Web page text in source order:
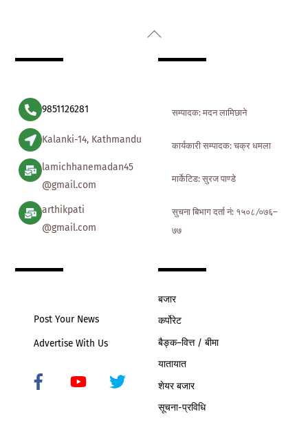
Back
9851126281
Kalanki-14, Kathmandu
lamichhanemadan45
@gmail.com
arthikpati
@gmail.com
सम्पादक: मदन लामिछाने
कार्यकारी सम्पादक: चक्र धमला
मार्केटिड: सुरज पाण्डे
सुचना बिभाग दर्ता नं: १५०८ ∕०७६–
७७
Post Your News
Advertise With Us
Icon
बजार
कर्पोरेट
बैङ्क–वित्त / बीमा
यातायात
शेयर बजार
सूचना-प्रविधि